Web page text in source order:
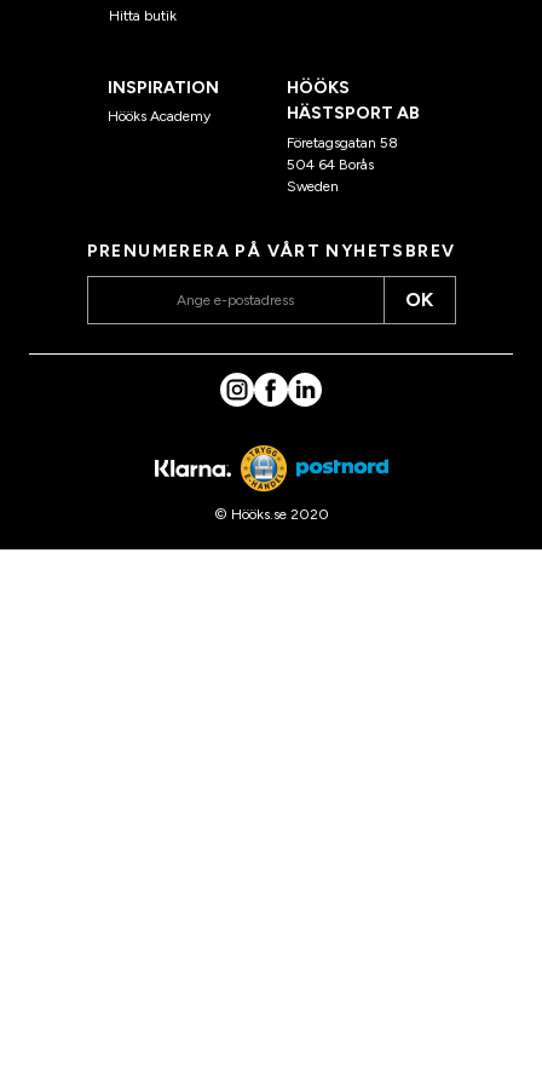
Hitta butik
INSPIRATION
Hööks Academy
HÖÖKS
HÄSTSPORT AB
Företagsgatan 58
504 64 Borås
Sweden
PRENUMERERA PÅ VÅRT NYHETSBREV
OK
© Hööks.se 2020